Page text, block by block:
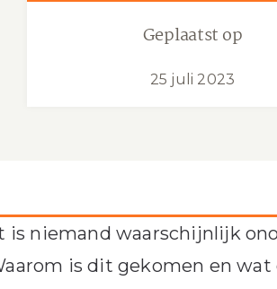
Geplaatst op
25 juli 2023
is niemand waarschijnlijk
is dit gekomen en